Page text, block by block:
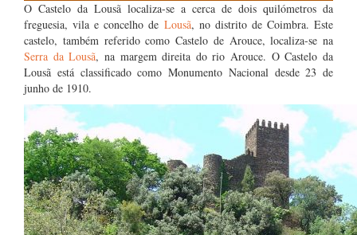
O Castelo da Lousã localiza-se a cerca de dois quilómetros da
freguesia, vila e concelho de Lousã, no distrito de Coimbra. Este
castelo, também referido como Castelo de Arouce, localiza-se na
Serra da Lousã, na margem direita do rio Arouce. O Castelo da
Lousã está classificado como Monumento Nacional desde 23 de
junho de 1910.